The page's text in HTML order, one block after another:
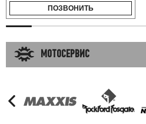
ПОЗВОНИТЬ
МОТОСЕРВИС